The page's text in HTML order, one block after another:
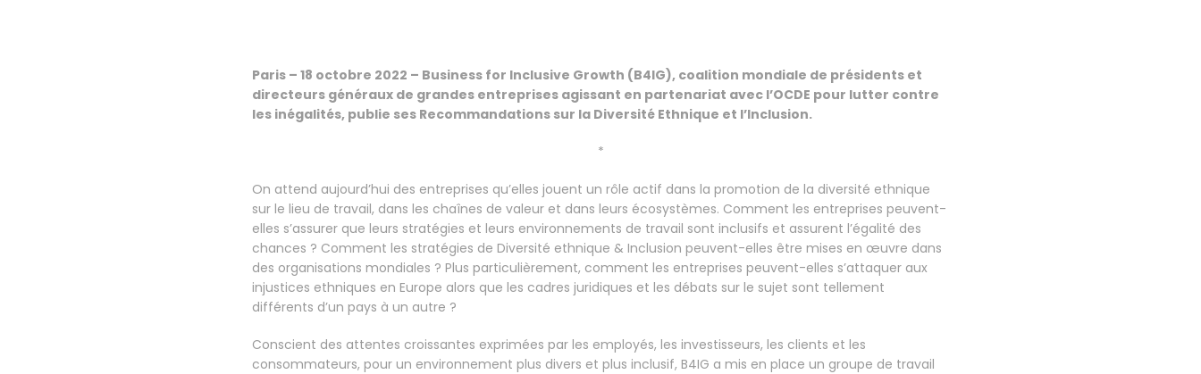
Paris – 18 octobre 2022 – Business for Inclusive Growth (B4IG), coalition mondiale de présidents et
directeurs généraux de grandes entreprises agissant en partenariat avec l’OCDE pour lutter contre
les inégalités, publie ses Recommandations sur la Diversité Ethnique et l’Inclusion.
*
On attend aujourd’hui des entreprises qu’elles jouent un rôle actif dans la promotion de la diversité ethnique
sur le lieu de travail, dans les chaînes de valeur et dans leurs écosystèmes. Comment les entreprises peuvent-
elles s’assurer que leurs stratégies et leurs environnements de travail sont inclusifs et assurent l’égalité des
chances ? Comment les stratégies de Diversité ethnique & Inclusion peuvent-elles être mises en œuvre dans
des organisations mondiales ? Plus particulièrement, comment les entreprises peuvent-elles s’attaquer aux
injustices ethniques en Europe alors que les cadres juridiques et les débats sur le sujet sont tellement
différents d’un pays à un autre ?
Conscient des attentes croissantes exprimées par les employés, les investisseurs, les clients et les
consommateurs, pour un environnement plus divers et plus inclusif, B4IG a mis en place un groupe de travail